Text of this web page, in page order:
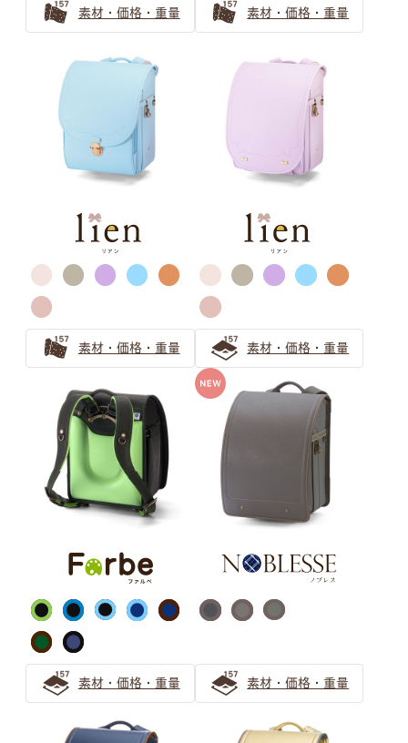
グレーのランドセルは知的でスタイリッシュ！色味で個性
をプラスしよう
グレーのランドセルがおしゃれで人気！2024年のトレン
ドの予感
ベージュ ランドセルの選び方
ベージュのランドセルは選び方で印象が変わる！オンリー
ワンのランドセルを見つけよう
安らぎと上品さ 「ピンクベージュ」ランドセルの選び方
グリーン ランドセルの選び方
女の子向け「ホワイト系カラー」のランドセルを選ぶなら
ミントグリーンがおすすめ！
『グリーン』のランドセルがおすすめ！後悔しない緑のラ
ンドセルの選び方
緑（グリーン）のランドセルは知性を感じるカラー 大人
キャメル・オレンジ ランドセル
の選び方
上品な大人の人気色「キャメル」のランドセルの選び方
キャメルのランドセルは女の子にも男の子にもおすすめ
オレンジのランドセルで彩る6年間 萬勇鞄ランドセルの
素材・価格・重量 素材・価格・重量
素材・価格・重量 素材・価格・重量
素材・価格・重量 素材・価格・重量